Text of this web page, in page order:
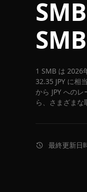
1 SMB は 2026
32.35 JPY に相
から JPY への
ら、さまざまな
最終更新日